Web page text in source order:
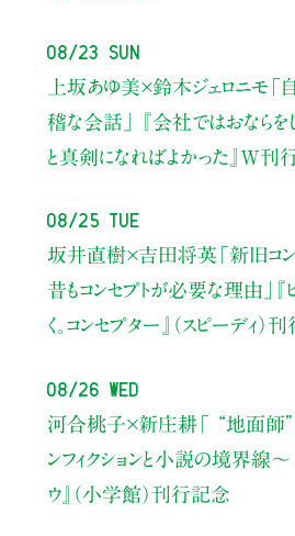
08/23 Sun
上坂あゆ美×鈴木ジェロニモ
稽な会話」
『会社ではおならを
と真剣になればよかった』W刊
08/25 Tue
坂井直樹×吉田将英「新旧コ
昔もコンセプトが必要な理由」
く。コンセプター』（スピーディ）
08/26 Wed
河合桃子×新庄耕「 “地面師
ンフィクションと小説の境界線〜
ウ』（小学館）刊行記念